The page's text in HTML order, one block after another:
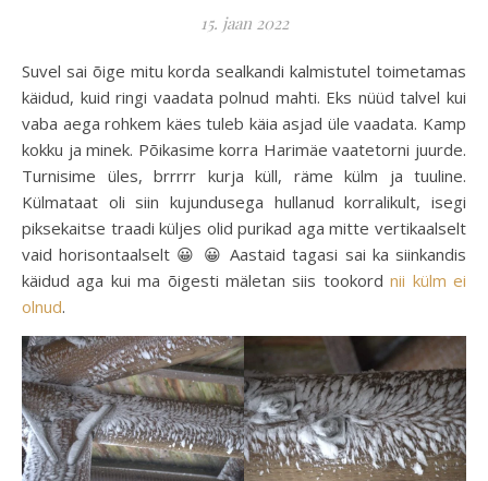
15. jaan 2022
Suvel sai õige mitu korda sealkandi kalmistutel toimetamas
käidud, kuid ringi vaadata polnud mahti. Eks nüüd talvel kui
vaba aega rohkem käes tuleb käia asjad üle vaadata. Kamp
kokku ja minek. Põikasime korra Harimäe vaatetorni juurde.
Turnisime üles, brrrrr kurja küll, räme külm ja tuuline.
Külmataat oli siin kujundusega hullanud korralikult, isegi
piksekaitse traadi küljes olid purikad aga mitte vertikaalselt
vaid horisontaalselt 😀 😀 Aastaid tagasi sai ka siinkandis
käidud aga kui ma õigesti mäletan siis tookordnii külm ei
olnud.